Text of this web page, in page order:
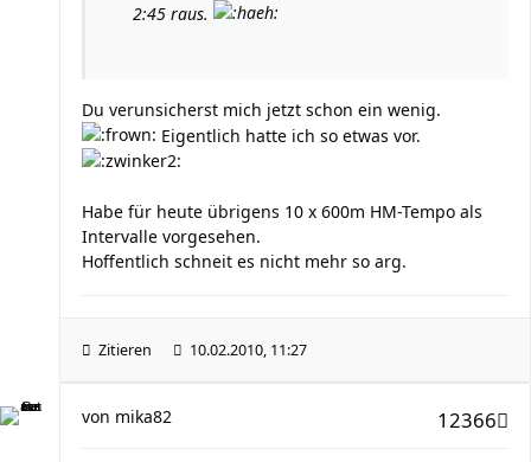
2:45 raus.
Du verunsicherst mich jetzt schon ein wenig.
Eigentlich hatte ich so etwas vor.
Habe für heute übrigens 10 x 600m HM-Tempo als
Intervalle vorgesehen.
Hoffentlich schneit es nicht mehr so arg.
Zitieren 10.02.2010, 11:27
12366
von mika82